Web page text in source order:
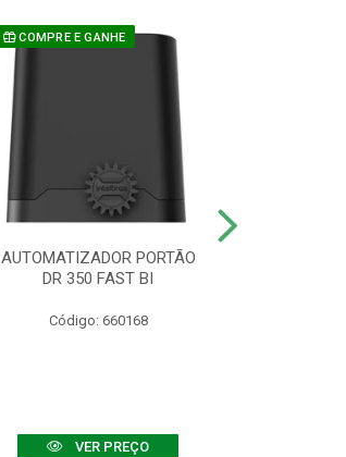
COMPRE E GANHE
AUTOMATIZADOR PORTÃO
DR 350 FAST BI
Código: 660168
VER PREÇO